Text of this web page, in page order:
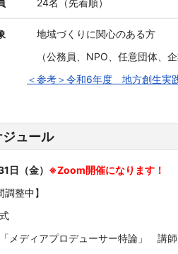
24名（先着順）
地域づくりに関心のある方
（公務員、NPO、任意団体、企
＜参考＞令和6年度 地方創生実
ジュール
日（金） ※Zoom開催になります！
調整中】
メディアプロデューサー特論」 講師